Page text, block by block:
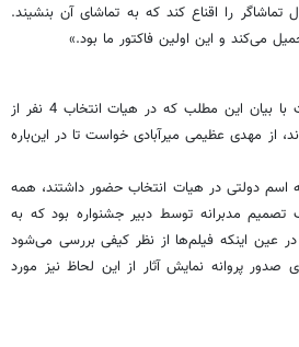
تماشاگر را اقناع کند که به تماشای آن بنشیند.
می‌کند و این اولین فاکتور ما بود.»
محمود گبرلو مجری برنامه هفت با بیان این مطلب که در هیات انتخاب 4 نفر از
از مهدی عظیمی میرآبادی خواست تا در این‌باره
اسم دولتی در هیات انتخاب حضور داشتند، همه
مدبرانه توسط دبیر جشنواره بود که به
عین اینکه فیلم‌ها از نظر کیفی بررسی می‌شود
پروانه نمایش آثار از این لحاظ نیز مورد